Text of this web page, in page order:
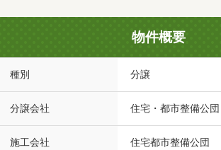
物件概要
種別 分譲
分譲会社 住宅・都市整備公団
施工会社 住宅都市整備公団